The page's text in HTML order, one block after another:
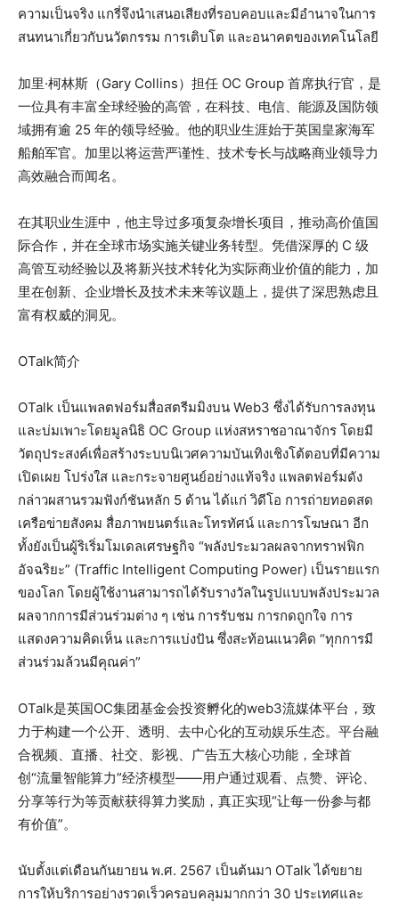
ความเป็นจริง แกรี่จึงนำเสนอเสียงที่รอบคอบและมีอำนาจในการ
สนทนาเกี่ยวกับนวัตกรรม การเติบโต และอนาคตของเทคโนโลยี
加里·柯林斯（Gary Collins）担任 OC Group 首席执行官，是
一位具有丰富全球经验的高管，在科技、电信、能源及国防领
域拥有逾 25 年的领导经验。他的职业生涯始于英国皇家海军
船舶军官。加里以将运营严谨性、技术专长与战略商业领导力
高效融合而闻名。
在其职业生涯中，他主导过多项复杂增长项目，推动高价值国
际合作，并在全球市场实施关键业务转型。凭借深厚的 C 级
高管互动经验以及将新兴技术转化为实际商业价值的能力，加
里在创新、企业增长及技术未来等议题上，提供了深思熟虑且
富有权威的洞见。
OTalk简介
OTalk เป็นแพลตฟอร์มสื่อสตรีมมิงบน Web3 ซึ่งได้รับการลงทุน
และบ่มเพาะโดยมูลนิธิ OC Group แห่งสหราชอาณาจักร โดยมี
วัตถุประสงค์เพื่อสร้างระบบนิเวศความบันเทิงเชิงโต้ตอบที่มีความ
เปิดเผย โปร่งใส และกระจายศูนย์อย่างแท้จริง แพลตฟอร์มดัง
กล่าวผสานรวมฟังก์ชันหลัก 5 ด้าน ได้แก่ วิดีโอ การถ่ายทอดสด
เครือข่ายสังคม สื่อภาพยนตร์และโทรทัศน์ และการโฆษณา อีก
ทั้งยังเป็นผู้ริเริ่มโมเดลเศรษฐกิจ “พลังประมวลผลจากทราฟฟิก
อัจฉริยะ” (Traffic Intelligent Computing Power) เป็นรายแรก
ของโลก โดยผู้ใช้งานสามารถได้รับรางวัลในรูปแบบพลังประมวล
ผลจากการมีส่วนร่วมต่าง ๆ เช่น การรับชม การกดถูกใจ การ
แสดงความคิดเห็น และการแบ่งปัน ซึ่งสะท้อนแนวคิด “ทุกการมี
ส่วนร่วมล้วนมีคุณค่า”
OTalk是英国OC集团基金会投资孵化的web3流媒体平台，致
力于构建一个公开、透明、去中心化的互动娱乐生态。平台融
合视频、直播、社交、影视、广告五大核心功能，全球首
创“流量智能算力”经济模型——用户通过观看、点赞、评论、
分享等行为等贡献获得算力奖励，真正实现“让每一份参与都
有价值”。
นับตั้งแต่เดือนกันยายน พ.ศ. 2567 เป็นต้นมา OTalk ได้ขยาย
การให้บริการอย่างรวดเร็วครอบคลุมมากกว่า 30 ประเทศและ